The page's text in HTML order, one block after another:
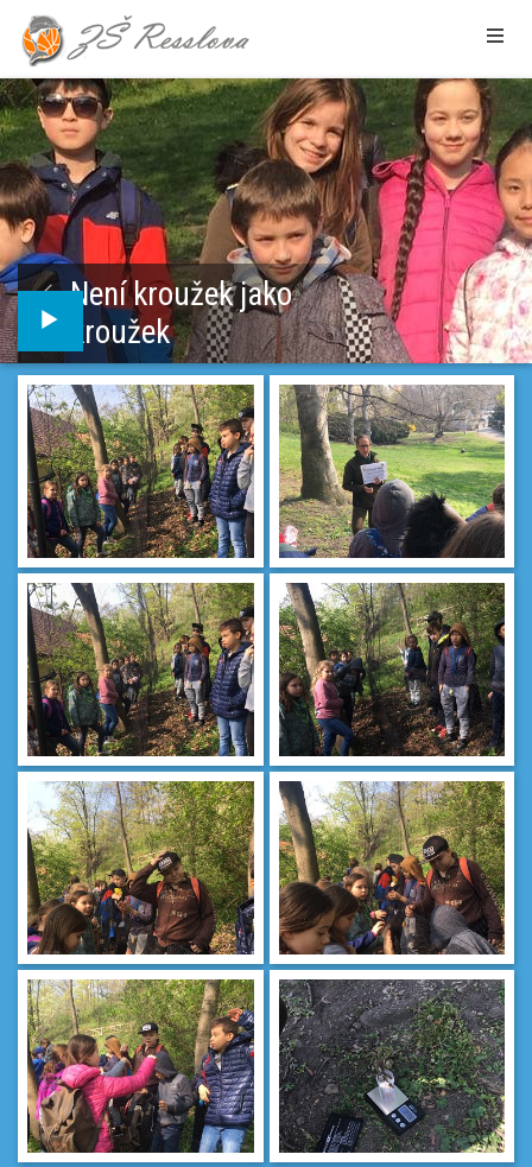
Není kroužek jako
kroužek